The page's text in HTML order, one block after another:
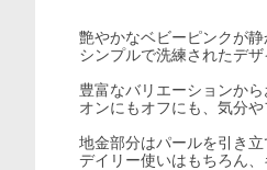
艶やかなベビーピンクが静
シンプルで洗練されたデザ
豊富なバリエーションか
オンにもオフにも、気分
地金部分はパールを引き立
デイリー使いはもちろん